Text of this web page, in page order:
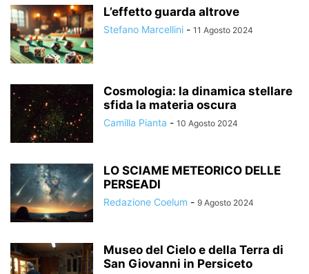
L’effetto guarda altrove
Stefano Marcellini - 11 Agosto 2024
Cosmologia: la dinamica stellare
sfida la materia oscura
Camilla Pianta - 10 Agosto 2024
LO SCIAME METEORICO DELLE
PERSEADI
Redazione Coelum - 9 Agosto 2024
Museo del Cielo e della Terra di
San Giovanni in Persiceto